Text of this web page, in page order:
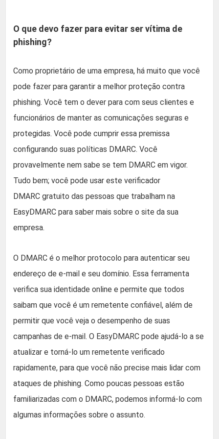
O que devo fazer para evitar ser vítima de
phishing?
Como proprietário de uma empresa, há muito que você
pode fazer para garantir a melhor proteção contra
phishing. Você tem o dever para com seus clientes e
funcionários de manter as comunicações seguras e
protegidas. Você pode cumprir essa premissa
configurando suas políticas DMARC. Você
provavelmente nem sabe se tem DMARC em vigor.
Tudo bem; você pode usar este verificador
DMARC gratuito das pessoas que trabalham na
EasyDMARC para saber mais sobre o site da sua
empresa.
O DMARC é o melhor protocolo para autenticar seu
endereço de e-mail e seu domínio. Essa ferramenta
verifica sua identidade online e permite que todos
saibam que você é um remetente confiável, além de
permitir que você veja o desempenho de suas
campanhas de e-mail. O EasyDMARC pode ajudá-lo a se
atualizar e torná-lo um remetente verificado
rapidamente, para que você não precise mais lidar com
ataques de phishing. Como poucas pessoas estão
familiarizadas com o DMARC, podemos informá-lo com
algumas informações sobre o assunto.